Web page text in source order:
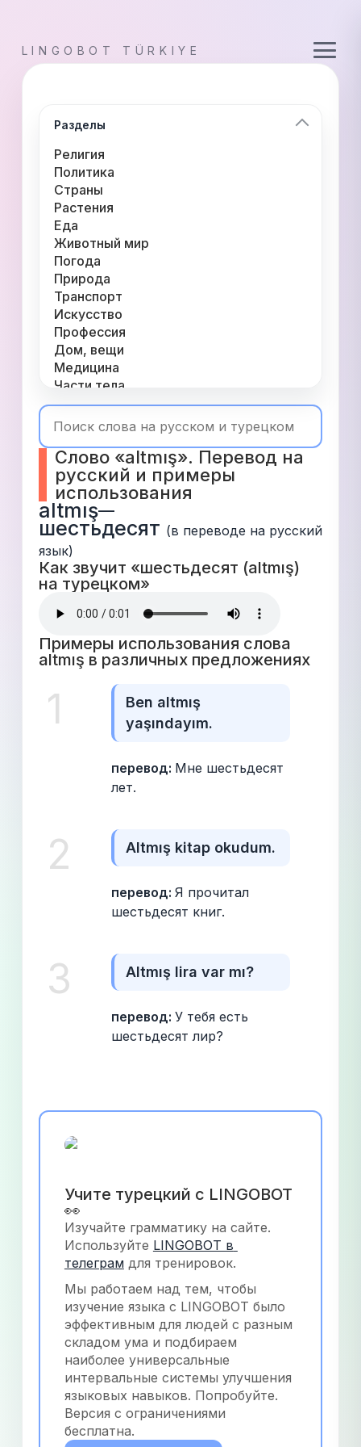
LINGOBOT TÜRKIYE
Разделы
Религия
Политика
Страны
Растения
Еда
Животный мир
Погода
Природа
Транспорт
Искусство
Профессия
Дом, вещи
Медицина
Части тела
Одежда
Время
Числа
Глаголы
Служебные
Существительные
Прилагательные
Слово «altmış». Перевод на
русский и примеры
использования
altmış—
шестьдесят (в переводе на русский
язык)
Как звучит «шестьдесят (altmış)
на турецком»
Примеры использования слова
altmış в различных предложениях
1
Ben altmış
yaşındayım.
перевод: Мне шестьдесят
лет.
2 Altmış kitap okudum.
перевод: Я прочитал
шестьдесят книг.
3 Altmış lira var mı?
перевод: У тебя есть
шестьдесят лир?
Учите турецкий с LINGOBOT
👀
Изучайте грамматику на сайте.
Используйте LINGOBOT в
телеграм для тренировок.
Мы работаем над тем, чтобы
изучение языка с LINGOBOT было
эффективным для людей с разным
складом ума и подбираем
наиболее универсальные
интервальные системы улучшения
языковых навыков. Попробуйте.
Версия с ограничениями
бесплатна.